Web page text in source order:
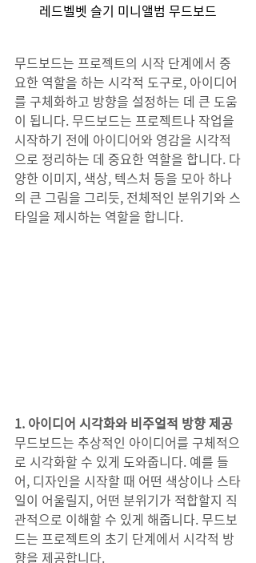
레드벨벳 슬기 미니앨범 무드보드
무드보드는 프로젝트의 시작 단계에서 중
요한 역할을 하는 시각적 도구로, 아이디어
를 구체화하고 방향을 설정하는 데 큰 도움
이 됩니다. 무드보드는 프로젝트나 작업을
시작하기 전에 아이디어와 영감을 시각적
으로 정리하는 데 중요한 역할을 합니다. 다
양한 이미지, 색상, 텍스처 등을 모아 하나
의 큰 그림을 그리듯, 전체적인 분위기와 스
타일을 제시하는 역할을 합니다.
1. 아이디어 시각화와 비주얼적 방향 제공
무드보드는 추상적인 아이디어를 구체적으
로 시각화할 수 있게 도와줍니다. 예를 들
어, 디자인을 시작할 때 어떤 색상이나 스타
일이 어울릴지, 어떤 분위기가 적합할지 직
관적으로 이해할 수 있게 해줍니다. 무드보
드는 프로젝트의 초기 단계에서 시각적 방
향을 제공합니다.